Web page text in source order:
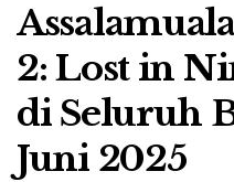
2: Lost in
di Seluruh
Juni 2025